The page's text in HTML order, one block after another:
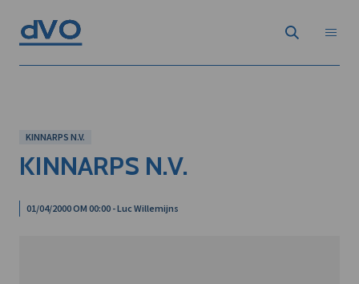
KINNARPS N.V.
KINNARPS N.V.
01/04/2000 OM 00:00 - Luc Willemijns